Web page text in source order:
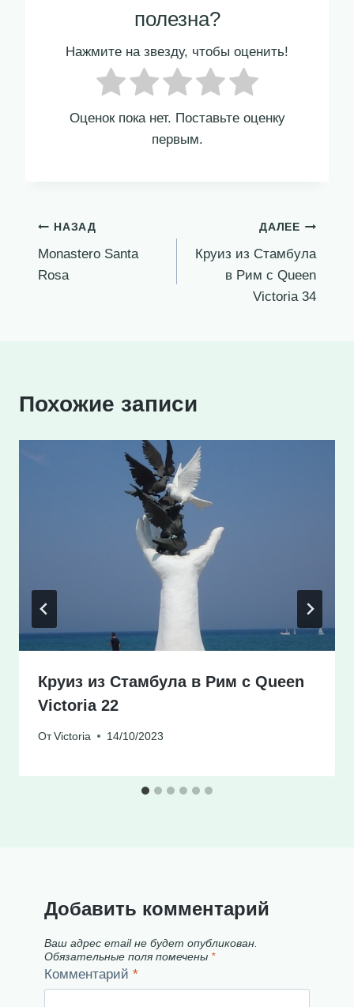
полезна?
Нажмите на звезду, чтобы оценить!
Оценок пока нет. Поставьте оценку
первым.
Навигация
по
НАЗАД
Monastero Santa
Rosa
ДАЛЕЕ
Круиз из Стамбула
в Рим с Queen
Victoria 34
Похожие записи
Круиз из Стамбула в Рим с Queen
Victoria 22
От Victoria 14/10/2023
Добавить комментарий
Ваш адрес email не будет опубликован.
Обязательные поля помечены *
Комментарий *